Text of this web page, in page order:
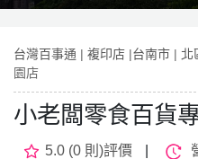
台灣百事通 | 複印店 |台南市 | 北
園店
小老闆零食百貨
5.0 (0 則)評價